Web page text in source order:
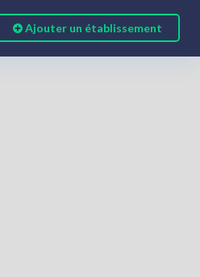
Ajouter un établissement